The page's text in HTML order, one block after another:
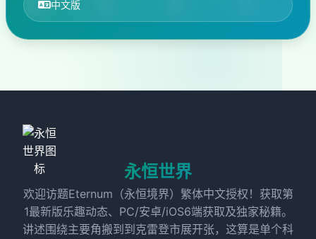
中文版
永恒世界
欢迎访题Eternum（永恒境界）繁体中文授权！获取第
1最新版乐趣动态、PC/安卓/iOS6端获取及独家秘籍。
讲述围绕主要角搬到到克雷登市展开张，这算是单个科